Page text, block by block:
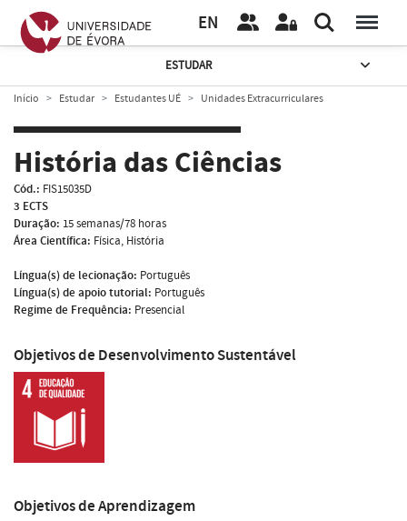
EN
ESTUDAR
Início Estudar Estudantes UÉ Unidades Extracurriculares
História das Ciências
Cód.: FIS15035D
3 ECTS
Duração: 15 semanas/78 horas
Área Científica: Física, História
Língua(s) de lecionação: Português
Língua(s) de apoio tutorial: Português
Regime de Frequência: Presencial
Objetivos de Desenvolvimento Sustentável
Objetivos de Aprendizagem